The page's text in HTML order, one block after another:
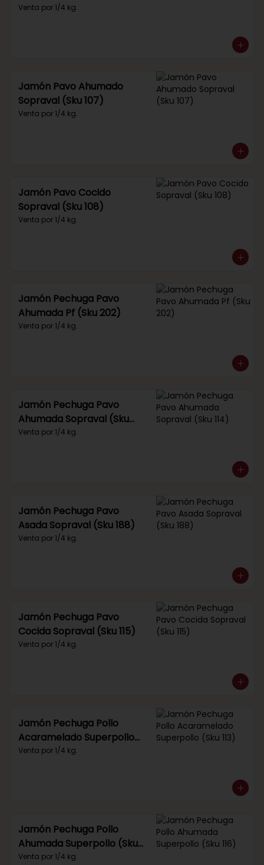
Venta por 1/4 kg.
Jamón Pavo Ahumado
Sopraval (Sku 107)
Venta por 1/4 kg.
Jamón Pavo Cocido
Sopraval (Sku 108)
Venta por 1/4 kg.
Jamón Pechuga Pavo
Ahumada Pf (Sku 202)
Venta por 1/4 kg.
Jamón Pechuga Pavo
Ahumada Sopraval (Sku
114)
Venta por 1/4 kg.
Jamón Pechuga Pavo
Asada Sopraval (Sku 188)
Venta por 1/4 kg.
Jamón Pechuga Pavo
Cocida Sopraval (Sku 115)
Venta por 1/4 kg.
Jamón Pechuga Pollo
Acaramelado Superpollo
(Sku 113)
Venta por 1/4 kg.
Jamón Pechuga Pollo
Ahumada Superpollo (Sku
116)
Venta por 1/4 kg.